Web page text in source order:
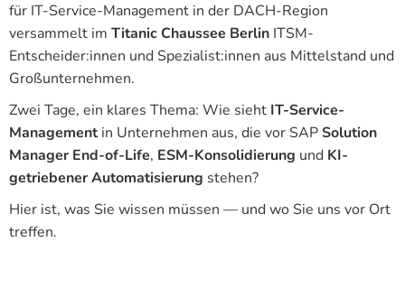
für IT-Service-Management in der DACH-Region
versammelt im Titanic Chaussee Berlin ITSM-
Entscheider:innen und Spezialist:innen aus Mittelstand und
Großunternehmen.
Zwei Tage, ein klares Thema: Wie sieht IT-Service-
Managementin Unternehmen aus, die vor SAPSolution
Manager End-of-Life, ESM-Konsolidierung und KI-
getriebener Automatisierung stehen?
Hier ist, was Sie wissen müssen — und wo Sie uns vor Ort
treffen.